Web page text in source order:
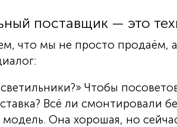
поставщик — это
что мы не просто продаём,
Чтобы
Всё ли смонтировали
модель. Она хорошая, но